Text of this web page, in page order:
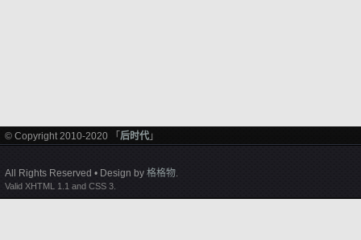
© Copyright 2010-2020 「 后时代 」
All Rights Reserved • Design by 格格物.
Valid XHTML 1.1 and CSS 3.